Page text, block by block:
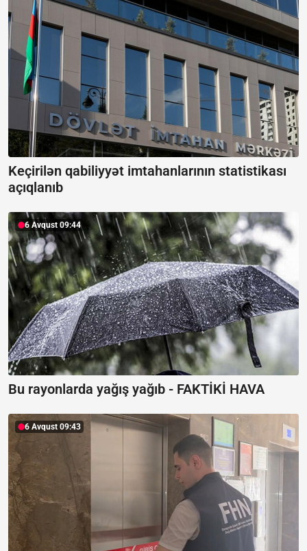
Keçirilən qabiliyyət imtahanlarının statistikası
açıqlanıb
6 Avqust 09:44
Bu rayonlarda yağış yağıb - FAKTİKİ HAVA
6 Avqust 09:43